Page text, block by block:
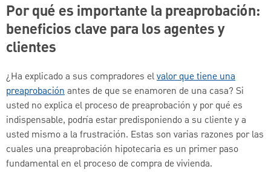
Por qué es importante la preaprobación:
beneficios clave para los agentes y
clientes
¿Ha explicado a sus compradores elvalor que tiene una
preaprobaciónantes de que se enamoren de una casa? Si
usted no explica el proceso de preaprobación y por qué es
indispensable, podría estar predisponiendo a su cliente y a
usted mismo a la frustración. Estas son varias razones por las
cuales una preaprobación hipotecaria es un primer paso
fundamental en el proceso de compra de vivienda.